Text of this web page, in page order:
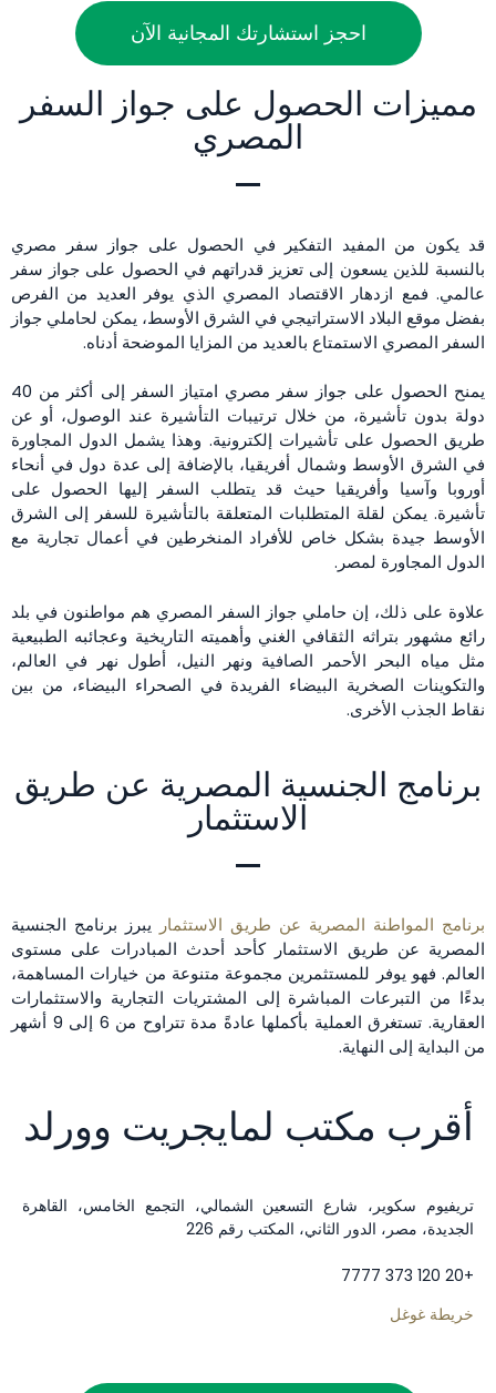
احجز استشارتك المجانية الآن
مميزات الحصول على جواز السفر
المصري
قد يكون من المفيد التفكير في الحصول على جواز سفر مصري
بالنسبة للذين يسعون إلى تعزيز قدراتهم في الحصول على جواز سفر
عالمي. فمع ازدهار الاقتصاد المصري الذي يوفر العديد من الفرص
بفضل موقع البلاد الاستراتيجي في الشرق الأوسط، يمكن لحاملي جواز
السفر المصري الاستمتاع بالعديد من المزايا الموضحة أدناه.
يمنح الحصول على جواز سفر مصري امتياز السفر إلى أكثر من 40
دولة بدون تأشيرة، من خلال ترتيبات التأشيرة عند الوصول، أو عن
طريق الحصول على تأشيرات إلكترونية. وهذا يشمل الدول المجاورة
في الشرق الأوسط وشمال أفريقيا، بالإضافة إلى عدة دول في أنحاء
أوروبا وآسيا وأفريقيا حيث قد يتطلب السفر إليها الحصول على
تأشيرة. يمكن لقلة المتطلبات المتعلقة بالتأشيرة للسفر إلى الشرق
الأوسط جيدة بشكل خاص للأفراد المنخرطين في أعمال تجارية مع
الدول المجاورة لمصر.
علاوة على ذلك، إن حاملي جواز السفر المصري هم مواطنون في بلد
رائع مشهور بتراثه الثقافي الغني وأهميته التاريخية وعجائبه الطبيعية
مثل مياه البحر الأحمر الصافية ونهر النيل، أطول نهر في العالم،
والتكوينات الصخرية البيضاء الفريدة في الصحراء البيضاء، من بين
نقاط الجذب الأخرى.
برنامج الجنسية المصرية عن طريق
الاستثمار
برنامج المواطنة المصرية عن طريق الاستثمار يبرز برنامج الجنسية
المصرية عن طريق الاستثمار كأحد أحدث المبادرات على مستوى
العالم. فهو يوفر للمستثمرين مجموعة متنوعة من خيارات المساهمة،
بدءًا من التبرعات المباشرة إلى المشتريات التجارية والاستثمارات
العقارية. تستغرق العملية بأكملها عادةً مدة تتراوح من 6 إلى 9 أشهر
من البداية إلى النهاية.
أقرب مكتب لمايجريت وورلد
تريفيوم سكوير، شارع التسعين الشمالي، التجمع الخامس، القاهرة
الجديدة، مصر، الدور الثاني، المكتب رقم 226
+20 120 373 7777
خريطة غوغل